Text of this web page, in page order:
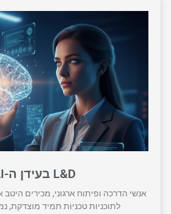
L&D בעידן ה-AI
אנשי הדרכה ופיתוח ארגוני, מכירים
לתוכניות טכניות תמיד מוצדקת,